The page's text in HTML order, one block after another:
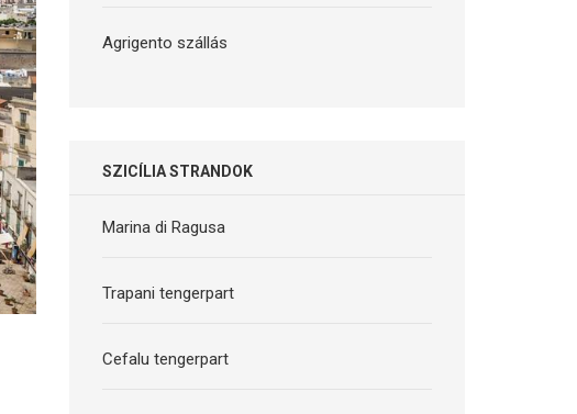
Agrigento szállás
SZICÍLIA STRANDOK
Marina di Ragusa
Trapani tengerpart
Cefalu tengerpart